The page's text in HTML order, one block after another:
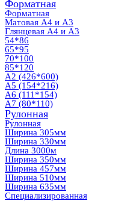
Форматная
Форматная
Матовая А4 и А3
Глянцевая А4 и А3
54*86
65*95
70*100
85*120
А2 (426*600)
А5 (154*216)
А6 (111*154)
А7 (80*110)
Рулонная
Рулонная
Ширина 305мм
Ширина 330мм
Длина 3000м
Ширина 350мм
Ширина 457мм
Ширина 510мм
Ширина 635мм
Специализированная